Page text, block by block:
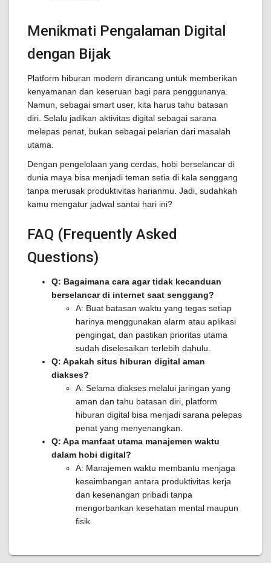
Menikmati Pengalaman Digital
dengan Bijak
Platform hiburan modern dirancang untuk memberikan
kenyamanan dan keseruan bagi para penggunanya.
Namun, sebagai smart user, kita harus tahu batasan
diri. Selalu jadikan aktivitas digital sebagai sarana
melepas penat, bukan sebagai pelarian dari masalah
utama.
Dengan pengelolaan yang cerdas, hobi berselancar di
dunia maya bisa menjadi teman setia di kala senggang
tanpa merusak produktivitas harianmu. Jadi, sudahkah
kamu mengatur jadwal santai hari ini?
FAQ (Frequently Asked
Questions)
Q: Bagaimana cara agar tidak kecanduan
berselancar di internet saat senggang?
A: Buat batasan waktu yang tegas setiap
harinya menggunakan alarm atau aplikasi
pengingat, dan pastikan prioritas utama
sudah diselesaikan terlebih dahulu.
Q: Apakah situs hiburan digital aman
diakses?
A: Selama diakses melalui jaringan yang
aman dan tahu batasan diri, platform
hiburan digital bisa menjadi sarana pelepas
penat yang menyenangkan.
Q: Apa manfaat utama manajemen waktu
dalam hobi digital?
A: Manajemen waktu membantu menjaga
keseimbangan antara produktivitas kerja
dan kesenangan pribadi tanpa
mengorbankan kesehatan mental maupun
fisik.